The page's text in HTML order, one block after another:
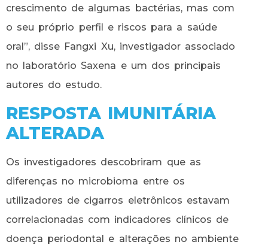
crescimento de algumas bactérias, mas com
o seu próprio perfil e riscos para a saúde
oral”, disse Fangxi Xu, investigador associado
no laboratório Saxena e um dos principais
autores do estudo.
RESPOSTA IMUNITÁRIA
ALTERADA
Os investigadores descobriram que as
diferenças no microbioma entre os
utilizadores de cigarros eletrônicos estavam
correlacionadas com indicadores clínicos de
doença periodontal e alterações no ambiente